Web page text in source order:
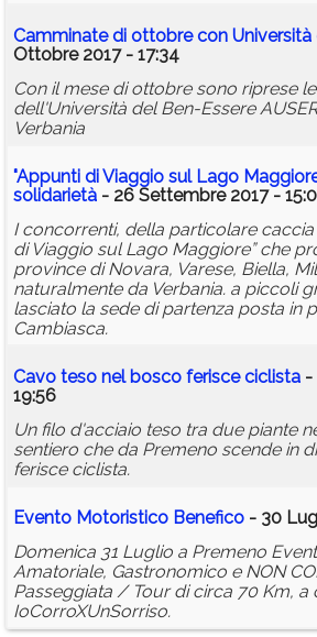
Camminate di ottobre con Università
Ottobre 2017 - 17:34
Con il mese di ottobre sono riprese
dell'Università del Ben-Essere
Verbania
"Appunti di Viaggio sul Lago
solidarietà - 26 Settembre 2017 -
I concorrenti, della particolare
di Viaggio sul Lago Maggiore” che
province di Novara, Varese, Biella,
naturalmente da Verbania. a piccoli
lasciato la sede di partenza posta in
Cambiasca.
Cavo teso nel bosco ferisce ciclista -
19:56
Un filo d'acciaio teso tra due piante
sentiero che da Premeno scende in
ferisce ciclista.
Evento Motoristico Benefico - 30
Domenica 31 Luglio a Premeno
Amatoriale, Gastronomico e NON
Passeggiata / Tour di circa 70 Km, a
IoCorroXUnSorriso.